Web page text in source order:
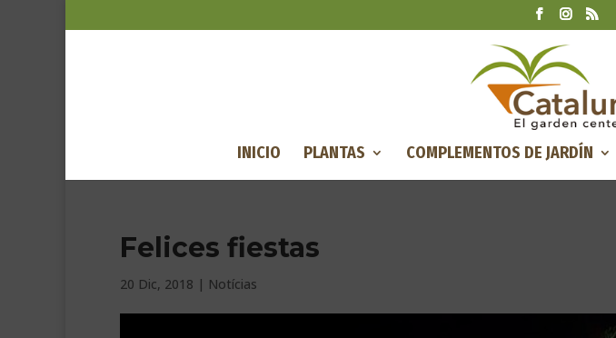
INICIO PLANTAS COMPLEMENTOS DE JARDÍN
Felices fiestas
20 Dic, 2018 | Notícias